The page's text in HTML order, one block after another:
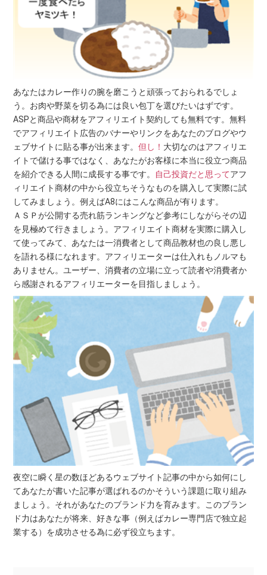
あなたはカレー作りの腕を磨こうと頑張っておられるでしょ
う。お肉や野菜を切る為には良い包丁を選びたいはずです。
ASPと商品や商材をアフィリエイト契約しても無料です。無料
でアフィリエイト広告のバナーやリンクをあなたのブログやウ
ェブサイトに貼る事が出来ます。但し！ 大切なのはアフィリエ
イトで儲ける事ではなく、あなたがお客様に本当に役立つ商品
を紹介できる人間に成長する事です。 自己投資だと思ってアフ
ィリエイト商材の中から役立ちそうなものを購入して実際に試
してみましょう。例えばA8にはこんな商品が有ります。
ＡＳＰが公開する売れ筋ランキングなど参考にしながらその辺
を見極めて行きましょう。アフィリエイト商材を実際に購入し
て使ってみて、あなたは一消費者として商品教材也の良し悪し
を語れる様になれます。アフィリエーターは仕入れもノルマも
ありません。ユーザー、消費者の立場に立って読者や消費者か
ら感謝されるアフィリエーターを目指しましょう。
夜空に瞬く星の数ほどあるウェブサイト記事の中から如何にし
てあなたが書いた記事が選ばれるのかそういう課題に取り組み
ましょう。それがあなたのブランド力を育みます。このブラン
ド力はあなたが将来、好きな事（例えばカレー専門店で独立起
業する）を成功させる為に必ず役立ちます。